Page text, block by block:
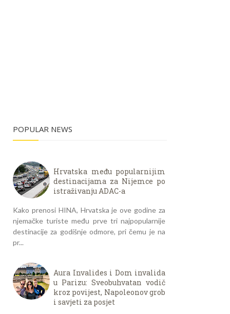
POPULAR NEWS
Hrvatska među popularnijim
destinacijama za Nijemce po
istraživanju ADAC-a
Kako prenosi HINA, Hrvatska je ove godine za
njemačke turiste među prve tri najpopularnije
destinacije za godišnje odmore, pri čemu je na
pr...
Aura Invalides i Dom invalida
u Parizu: Sveobuhvatan vodič
kroz povijest, Napoleonov grob
i savjeti za posjet